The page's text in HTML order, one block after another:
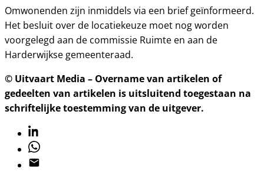
Omwonenden zijn inmiddels via een brief geïnformeerd.
Het besluit over de locatiekeuze moet nog worden
voorgelegd aan de commissie Ruimte en aan de
Harderwijkse gemeenteraad.
© Uitvaart Media – Overname van artikelen of
gedeelten van artikelen is uitsluitend toegestaan na
schriftelijke toestemming van de uitgever.
Linkedin
Whatsapp
Email